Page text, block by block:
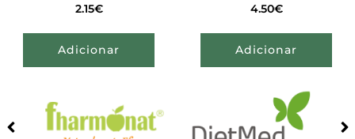
2.15€
Adicionar
4.50€
Adicionar